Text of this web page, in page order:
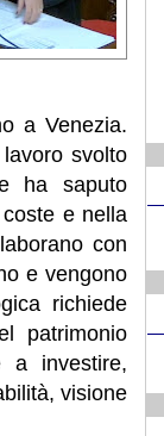
a Venezia.
svolto
ha saputo
e nella
con
e vengono
richiede
patrimonio
a investire,
visione